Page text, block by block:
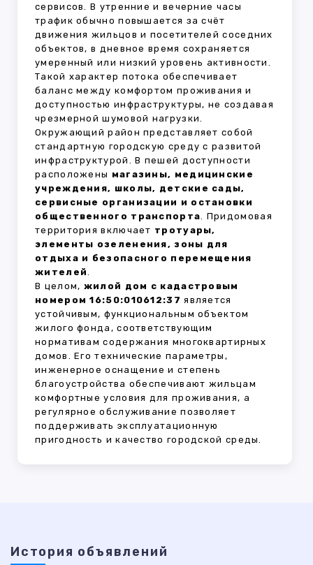
сервисов. В утренние и вечерние часы
трафик обычно повышается за счёт
движения жильцов и посетителей соседних
объектов, в дневное время сохраняется
умеренный или низкий уровень активности.
Такой характер потока обеспечивает
баланс между комфортом проживания и
доступностью инфраструктуры, не создавая
чрезмерной шумовой нагрузки.
Окружающий район представляет собой
стандартную городскую среду с развитой
инфраструктурой. В пешей доступности
расположены магазины, медицинские
учреждения, школы, детские сады,
сервисные организации и остановки
общественного транспорта. Придомовая
территория включает тротуары,
элементы озеленения, зоны для
отдыха и безопасного перемещения
жителей.
В целом, жилой дом с кадастровым
номером 16:50:010612:37 является
устойчивым, функциональным объектом
жилого фонда, соответствующим
нормативам содержания многоквартирных
домов. Его технические параметры,
инженерное оснащение и степень
благоустройства обеспечивают жильцам
комфортные условия для проживания, а
регулярное обслуживание позволяет
поддерживать эксплуатационную
пригодность и качество городской среды.
История объявлений